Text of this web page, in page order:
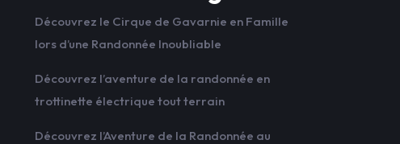
Découvrez le Cirque de Gavarnie en Famille
lors d’une Randonnée Inoubliable
Découvrez l’aventure de la randonnée en
trottinette électrique tout terrain
Découvrez l’Aventure de la Randonnée au